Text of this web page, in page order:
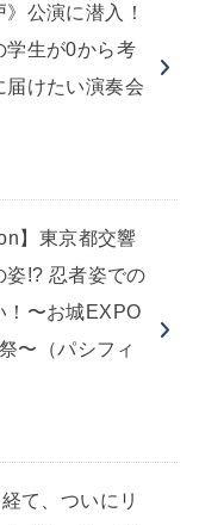
公演に潜入！
学生が0から考
届けたい演奏会
】東京都交響
姿!? 忍者姿での
！〜お城EXPO
〜（パシフィ
て、ついにリ